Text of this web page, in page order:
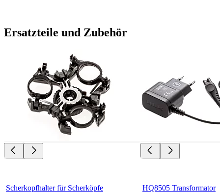
Ersatzteile und Zubehör
Scherkopfhalter für Scherköpfe HQ8505 Transformator